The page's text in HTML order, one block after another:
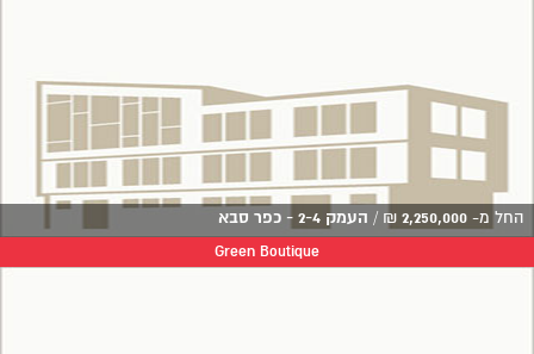
החל מ- 2,250,000
₪
/ העמק 2-4 - כפר סבא
Green Boutique